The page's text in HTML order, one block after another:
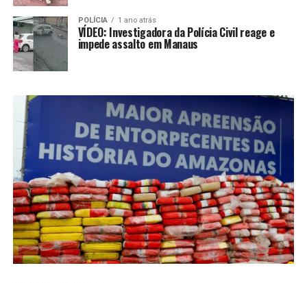
POLÍCIA 1 ano atrás
VÍDEO: Investigadora da Polícia Civil reage e
impede assalto em Manaus